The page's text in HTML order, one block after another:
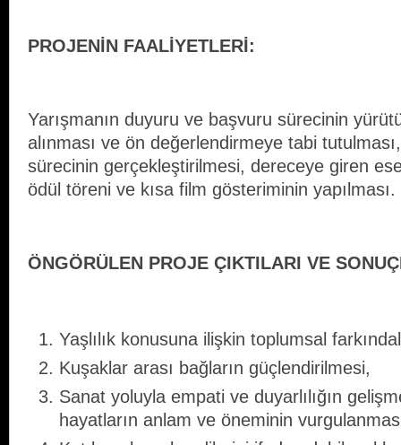
PROJENİN FAALİYETLERİ:
Yarışmanın duyuru ve başvuru sürecinin
alınması ve ön değerlendirmeye tabi
sürecinin gerçekleştirilmesi, dereceye giren
ödül töreni ve kısa film gösteriminin yapılması.
ÖNGÖRÜLEN PROJE ÇIKTILARI VE
Yaşlılık konusuna ilişkin toplumsal
Kuşaklar arası bağların güçlendirilmesi,
Sanat yoluyla empati ve duyarlılığın
hayatların anlam ve öneminin